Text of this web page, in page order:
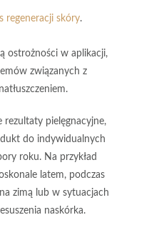
regeneracji skóry.
ostrożności w aplikacji,
związanych z
rezultaty pielęgnacyjne,
do indywidualnych
roku. Na przykład
latem, podczas
zimą lub w sytuacjach
naskórka.